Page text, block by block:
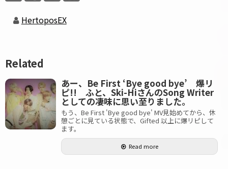
HertoposEX
Related
あー、Be First ‘Bye good bye’ 爆リ
ピ!! ふと、Ski-HiさんのSong Writer
としての凄味に思い至りました。
もう、Be First 'Bye good bye' MV見始めてから、休
憩ごとに見ている状態で、Gifted 以上に爆リピして
ます。
Read more